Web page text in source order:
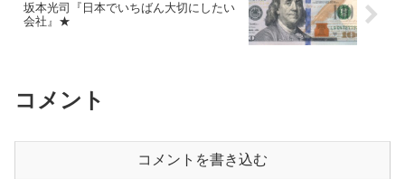
坂本光司『日本でいちばん大切にしたい
会社』★
コメント
コメントを書き込む